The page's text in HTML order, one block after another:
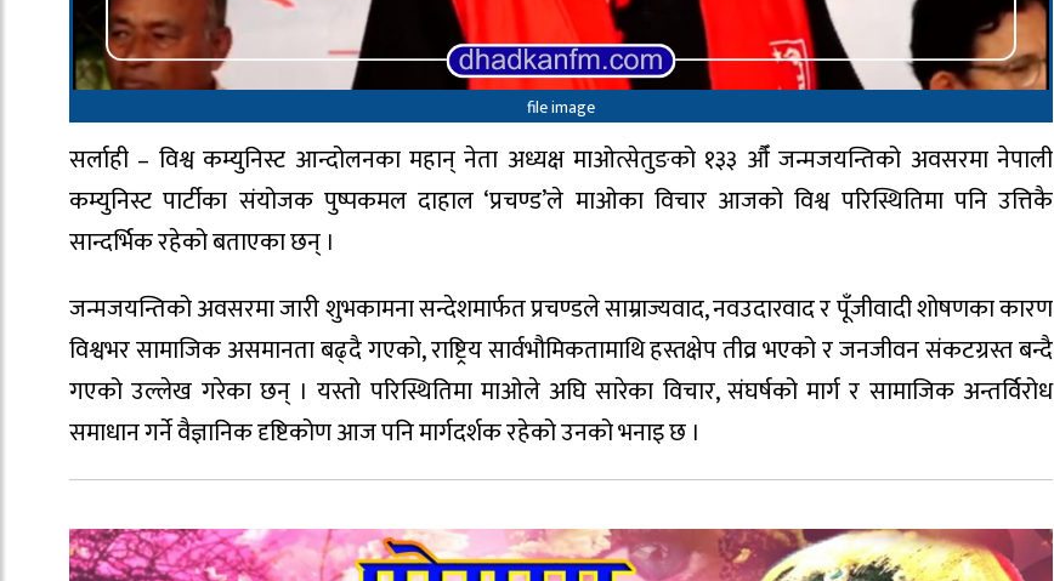
file image
सर्लाही – विश्व कम्युनिस्ट आन्दोलनका महान् नेता अध्यक्ष माओत्सेतुङको १३३ औँ जन्मजयन्तिको अवसरमा नेपाली
कम्युनिस्ट पार्टीका संयोजक पुष्पकमल दाहाल ‘प्रचण्ड’ले माओका विचार आजको विश्व परिस्थितिमा पनि उत्तिकै
सान्दर्भिक रहेको बताएका छन् ।
जन्मजयन्तिको अवसरमा जारी शुभकामना सन्देशमार्फत प्रचण्डले साम्राज्यवाद, नवउदारवाद र पूँजीवादी शोषणका कारण
विश्वभर सामाजिक असमानता बढ्दै गएको, राष्ट्रिय सार्वभौमिकतामाथि हस्तक्षेप तीव्र भएको र जनजीवन संकटग्रस्त बन्दै
गएको उल्लेख गरेका छन् । यस्तो परिस्थितिमा माओले अघि सारेका विचार, संघर्षको मार्ग र सामाजिक अन्तर्विरोध
समाधान गर्ने वैज्ञानिक दृष्टिकोण आज पनि मार्गदर्शक रहेको उनको भनाइ छ ।